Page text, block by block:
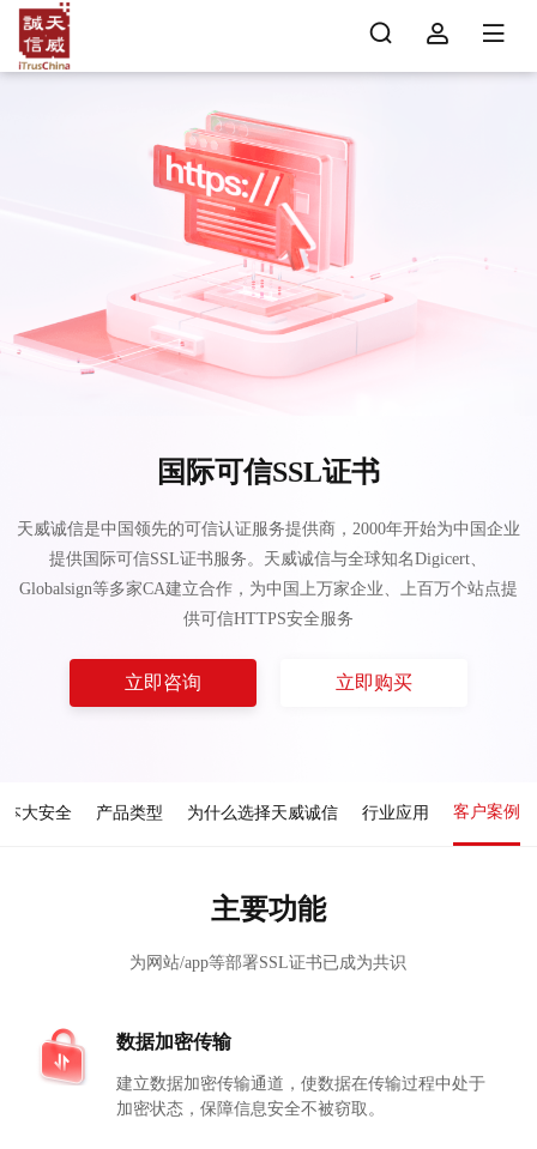
国际可信SSL证书
天威诚信是中国领先的可信认证服务提供商，2000年开始为中国企业
提供国际可信SSL证书服务。天威诚信与全球知名Digicert、
Globalsign等多家CA建立合作，为中国上万家企业、上百万个站点提
供可信HTTPS安全服务
立即咨询 立即购买
本大安全 产品类型 为什么选择天威诚信 行业应用 客户案例
主要功能
为网站/app等部署SSL证书已成为共识
数据加密传输
建立数据加密传输通道，使数据在传输过程中处于
加密状态，保障信息安全不被窃取。